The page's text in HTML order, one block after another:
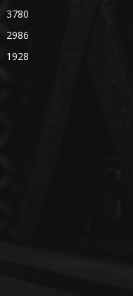
3780
2986
1928